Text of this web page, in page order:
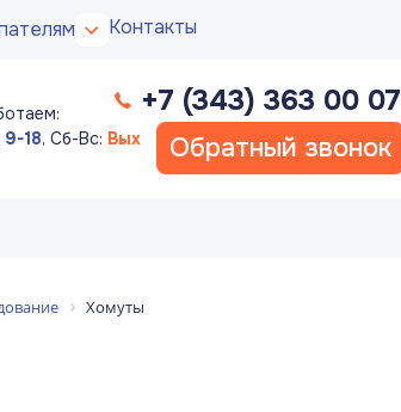
Контакты
9-18, Сб-Вс: Вых
+7 (343) 363 00 07
Обратный звонок
Хомуты